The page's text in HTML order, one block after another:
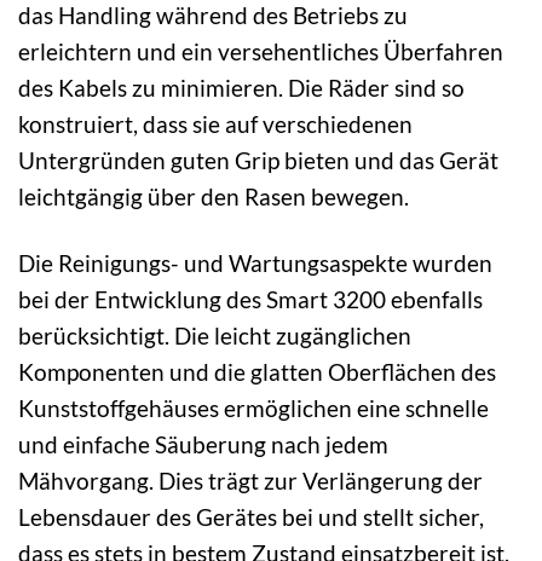
das Handling während des Betriebs zu
erleichtern und ein versehentliches Überfahren
des Kabels zu minimieren. Die Räder sind so
konstruiert, dass sie auf verschiedenen
Untergründen guten Grip bieten und das Gerät
leichtgängig über den Rasen bewegen.
Die Reinigungs- und Wartungsaspekte wurden
bei der Entwicklung des Smart 3200 ebenfalls
berücksichtigt. Die leicht zugänglichen
Komponenten und die glatten Oberflächen des
Kunststoffgehäuses ermöglichen eine schnelle
und einfache Säuberung nach jedem
Mähvorgang. Dies trägt zur Verlängerung der
Lebensdauer des Gerätes bei und stellt sicher,
dass es stets in bestem Zustand einsatzbereit ist.